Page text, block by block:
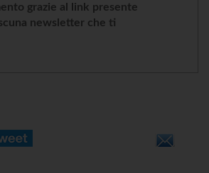
grazie al link presente
newsletter che ti